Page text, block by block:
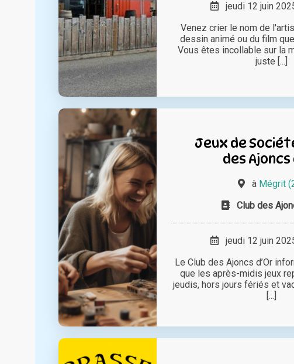
jeudi 12 juin
Venez crier le nom de
dessin animé ou du film
Vous êtes incollable sur la
juste [...]
Jeux de
des Ajoncs
à Mégrit
Club des
jeudi 12 juin
Le Club des Ajoncs d’Or
que les après-midis jeux
jeudis, hors jours fériés et
[...]